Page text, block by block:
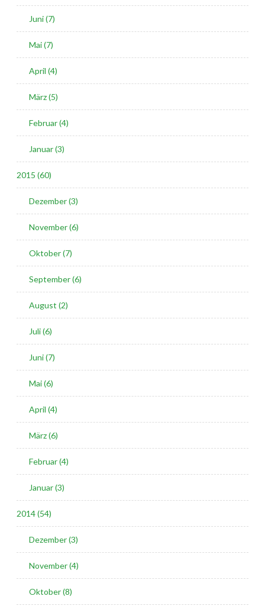
Juni (7)
Mai (7)
April (4)
März (5)
Februar (4)
Januar (3)
2015 (60)
Dezember (3)
November (6)
Oktober (7)
September (6)
August (2)
Juli (6)
Juni (7)
Mai (6)
April (4)
März (6)
Februar (4)
Januar (3)
2014 (54)
Dezember (3)
November (4)
Oktober (8)